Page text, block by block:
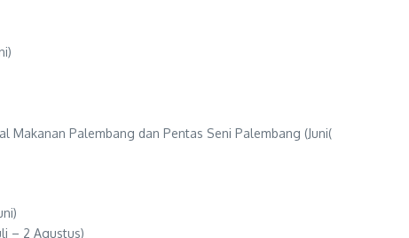
Palembang dan Pentas Seni Palembang (Juni(
– 2 Agustus)